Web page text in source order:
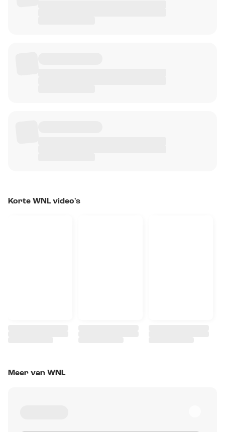
Korte WNL video's
Meer van WNL